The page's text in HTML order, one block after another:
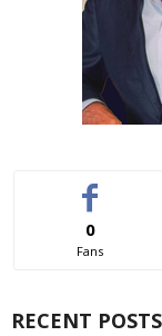
0
Fans
RECENT POSTS